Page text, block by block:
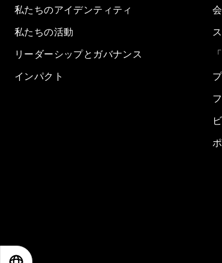
私たちのアイデンティティ
私たちの活動
リーダーシップとガバナンス
インパクト